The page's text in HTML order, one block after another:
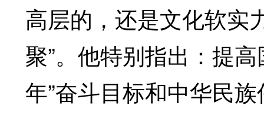
高层的，还是文化软实
聚”。他特别指出：提
年”奋斗目标和中华民